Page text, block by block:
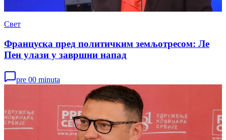
Свет
Француска пред политичким земљотресом: Ле
Пен улази у завршни напад
pre 00 minuta